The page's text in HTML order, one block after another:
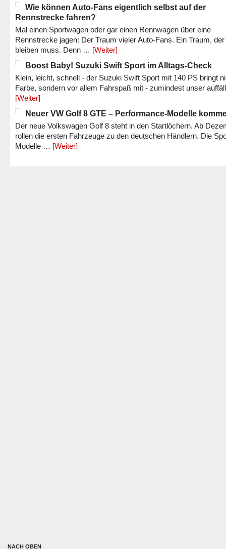
Wie können Auto-Fans eigentlich selbst auf der
Rennstrecke fahren?
Mal einen Sportwagen oder gar einen Rennwagen über eine
Rennstrecke jagen: Der Traum vieler Auto-Fans. Ein Traum,
bleiben muss. Denn … [Weiter]
Boost Baby! Suzuki Swift Sport im Alltags-Check
Klein, leicht, schnell - der Suzuki Swift Sport mit 140 PS bringt
Farbe, sondern vor allem Fahrspaß mit - zumindest unser
[Weiter]
Neuer VW Golf 8 GTE – Performance-Modelle
Der neue Volkswagen Golf 8 steht in den Startlöchern. Ab
rollen die ersten Fahrzeuge zu den deutschen Händlern. Die
Modelle … [Weiter]
NACH OBEN